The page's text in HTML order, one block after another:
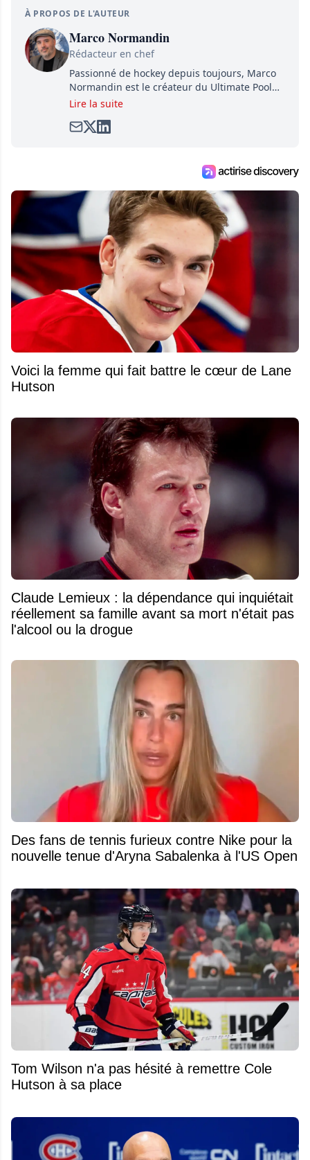
À PROPOS DE L'AUTEUR
Marco Normandin
Rédacteur en chef
Passionné de hockey depuis toujours, Marco
Normandin est le créateur du Ultimate Pool
Preview, une référence mondiale en guide de
satirique de hockey, Définitivement, Pierre.
entourant la LNH et en faire bénéficier les
Lire la suite
Voici la femme qui fait battre le cœur de Lane
Hutson
Claude Lemieux : la dépendance qui inquiétait
réellement sa famille avant sa mort n'était pas
l'alcool ou la drogue
Des fans de tennis furieux contre Nike pour la
nouvelle tenue d'Aryna Sabalenka à l'US Open
Tom Wilson n'a pas hésité à remettre Cole
Hutson à sa place